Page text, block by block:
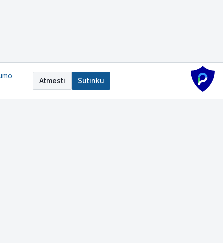
Atmesti Sutinku